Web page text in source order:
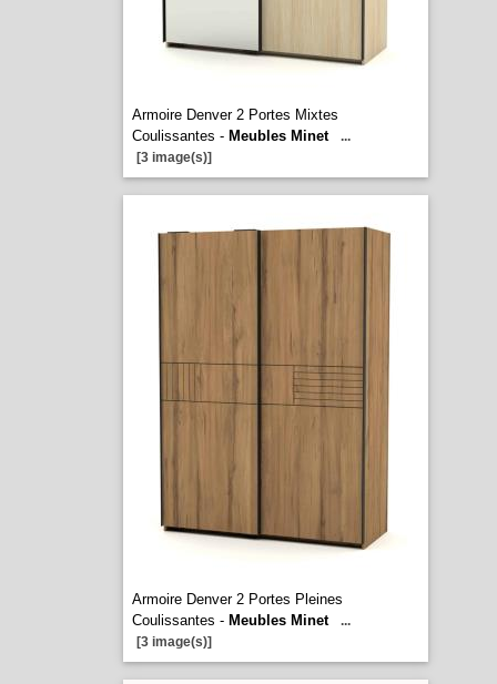
Armoire Denver 2 Portes Mixtes
Coulissantes - Meubles Minet
...
[3 image(s)]
Armoire Denver 2 Portes Pleines
Coulissantes - Meubles Minet
...
[3 image(s)]